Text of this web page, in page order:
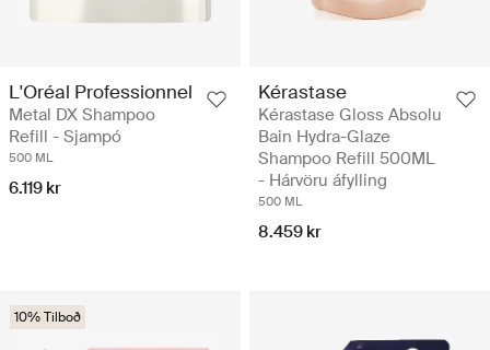
L'Oréal Professionnel
Metal DX Shampoo
Refill - Sjampó
500 ML
6.119 kr
Kérastase
Kérastase Gloss Absolu
Bain Hydra-Glaze
Shampoo Refill 500ML
- Hárvöru áfylling
500 ML
8.459 kr
10% Tilboð